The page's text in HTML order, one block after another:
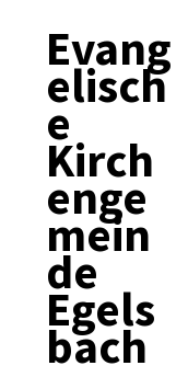
Evang
elisch
e
Kirch
enge
mein
de
Egels
bach